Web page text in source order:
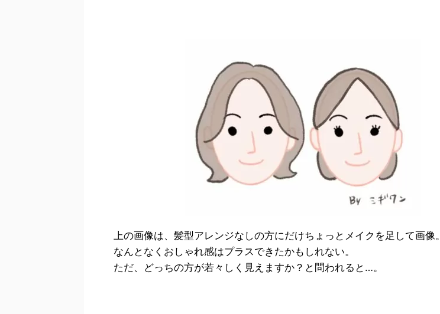
上の画像は、髪型アレンジなしの方にだけちょっとメイクを足して画像。
なんとなくおしゃれ感はプラスできたかもしれない。
ただ、どっちの方が若々しく見えますか？と問われると…。